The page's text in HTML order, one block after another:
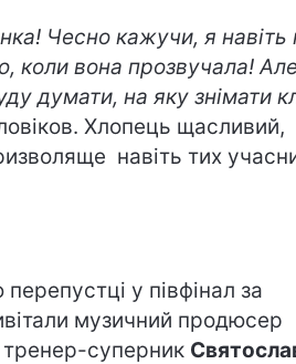
Чесно кажучи, я навіть
коли вона прозвучала!
думати, на яку знімати
Хлопець
навіть тих
у півфінал за
музичний продюсер
тренер-суперник